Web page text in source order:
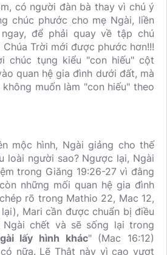
có người đàn bà thay vì chú ý
chúc phước cho mẹ Ngài, liền
để phải quay về tập chú
Trời mới được phước hơn!!!
chúc tụng kiểu "con hiếu" cột
quan hệ gia đình dưới đất, mà
muốn làm "con hiếu" theo
mộc hình, Ngài giảng cho thế
loài người sao? Ngược lại, Ngài
trong Giăng 19:26-27 vì đằng
những mối quan hệ gia đình
rõ trong Mathio 22, Mac 12,
Mari cần được chuẩn bị điều
chết và sẽ sống lại trong
lấy hình khác" (Mac 16:12)
nữa. Lẽ Thật này vì cao vượt